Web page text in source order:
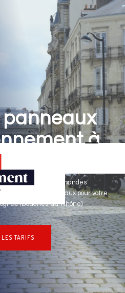
panneaux
à
effectue vos demandes
& pose de panneaux pour votre
(Bouches-du-Rhône)
TARIFS